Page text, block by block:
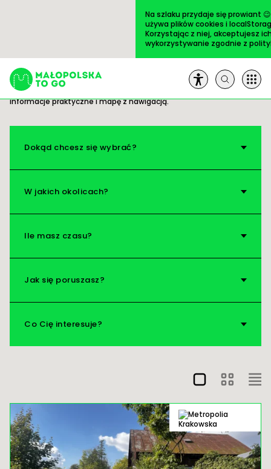
treści
Nad wodę!
Trasy
Gotowe pomysły na wycieczki. Wszystko masz
pod ręką: opis i zdjęcia ciekawych miejsc,
informacje praktyczne i mapę z nawigacją.
ULUBIONE
Dokąd chcesz się wybrać?
W jakich okolicach?
Ile masz czasu?
Jak się poruszasz?
Co Cię interesuje?
Na szlaku przydaje się prowiant
używa plików cookies i
Korzystając z niej, akceptujesz
wykorzystywanie zgodnie z